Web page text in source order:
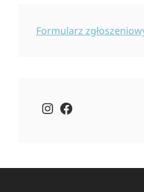
Formularz
Instagram